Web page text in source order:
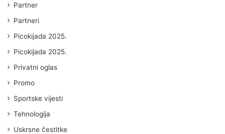
Partner
Partneri
Picokijada 2025.
Picokijada 2025.
Privatni oglas
Promo
Sportske vijesti
Tehnologija
Uskrsne čestitke